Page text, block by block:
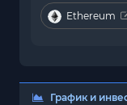
Ethereum
График и